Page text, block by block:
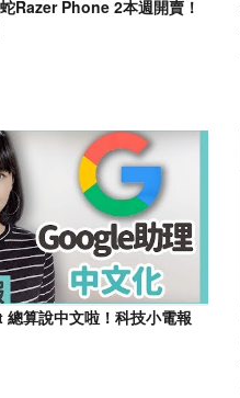
Razer Phone 2本週開賣！
算說中文啦！科技小電報